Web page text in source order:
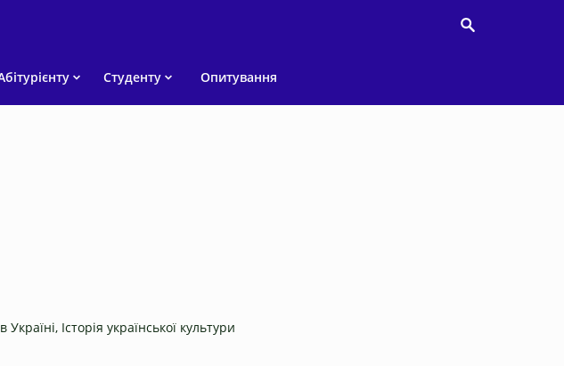
Студенту Опитування
Історія української культури